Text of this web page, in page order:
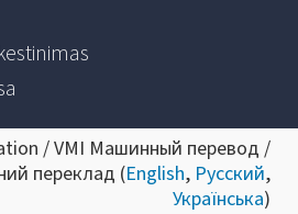
/ VMI Машинный перевод /
переклад (English, Русский,
Українська)